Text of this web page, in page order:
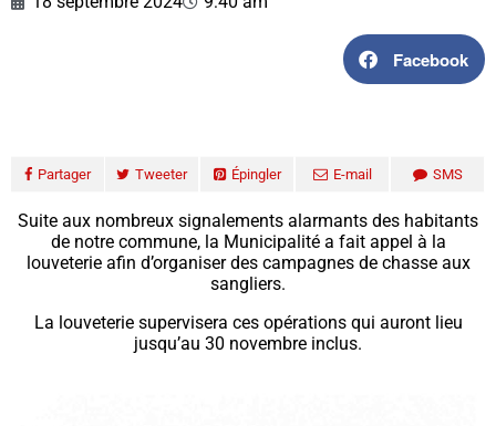
Facebook
Partager Tweeter Épingler E-mail SMS
Suite aux nombreux signalements alarmants des habitants
de notre commune, la Municipalité a fait appel à la
louveterie afin d’organiser des campagnes de chasse aux
sangliers.
La louveterie supervisera ces opérations qui auront lieu
jusqu’au 30 novembre inclus.